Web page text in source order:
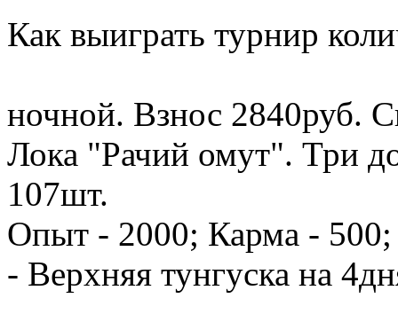
Как выиграть турнир
ночной. Взнос 2840руб.
Лока "Рачий омут". Три
107шт.
Опыт - 2000; Карма - 500;
- Верхняя тунгуска на